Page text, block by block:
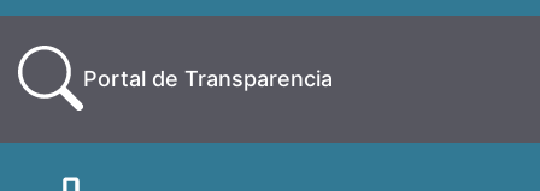
Portal de Transparencia